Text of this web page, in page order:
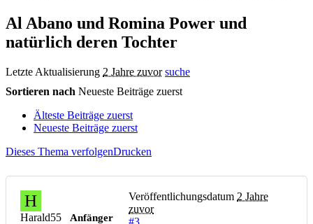
Al Abano und Romina Power und
natürlich deren Tochter
Letzte Aktualisierung 2 Jahre zuvor suche
Sortieren nach Neueste Beiträge zuerst
Älteste Beiträge zuerst
Neueste Beiträge zuerst
Dieses Thema verfolgenDrucken
H
Harald55 Anfänger
Veröffentlichungsdatum 2 Jahre
zuvor
#3